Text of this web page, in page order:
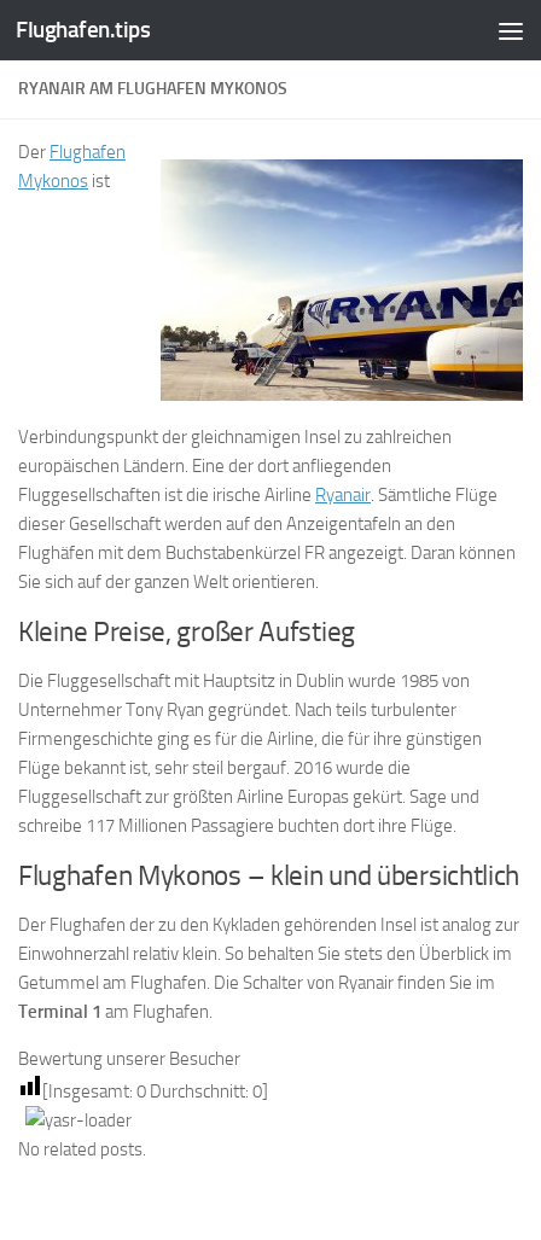
Zum Inhalt springen
Flughafen.tips
RYANAIR AM FLUGHAFEN MYKONOS
Der Flughafen
Mykonos ist
Verbindungspunkt der gleichnamigen Insel zu zahlreichen
europäischen Ländern. Eine der dort anfliegenden
Fluggesellschaften ist die irische Airline Ryanair. Sämtliche Flüge
dieser Gesellschaft werden auf den Anzeigentafeln an den
Flughäfen mit dem Buchstabenkürzel FR angezeigt. Daran können
Sie sich auf der ganzen Welt orientieren.
Kleine Preise, großer Aufstieg
Die Fluggesellschaft mit Hauptsitz in Dublin wurde 1985 von
Unternehmer Tony Ryan gegründet. Nach teils turbulenter
Firmengeschichte ging es für die Airline, die für ihre günstigen
Flüge bekannt ist, sehr steil bergauf. 2016 wurde die
Fluggesellschaft zur größten Airline Europas gekürt. Sage und
schreibe 117 Millionen Passagiere buchten dort ihre Flüge.
Flughafen Mykonos – klein und übersichtlich
Der Flughafen der zu den Kykladen gehörenden Insel ist analog zur
Einwohnerzahl relativ klein. So behalten Sie stets den Überblick im
Getummel am Flughafen. Die Schalter von Ryanair finden Sie im
Terminal 1 am Flughafen.
Bewertung unserer Besucher
[Insgesamt: 0 Durchschnitt: 0]
No related posts.